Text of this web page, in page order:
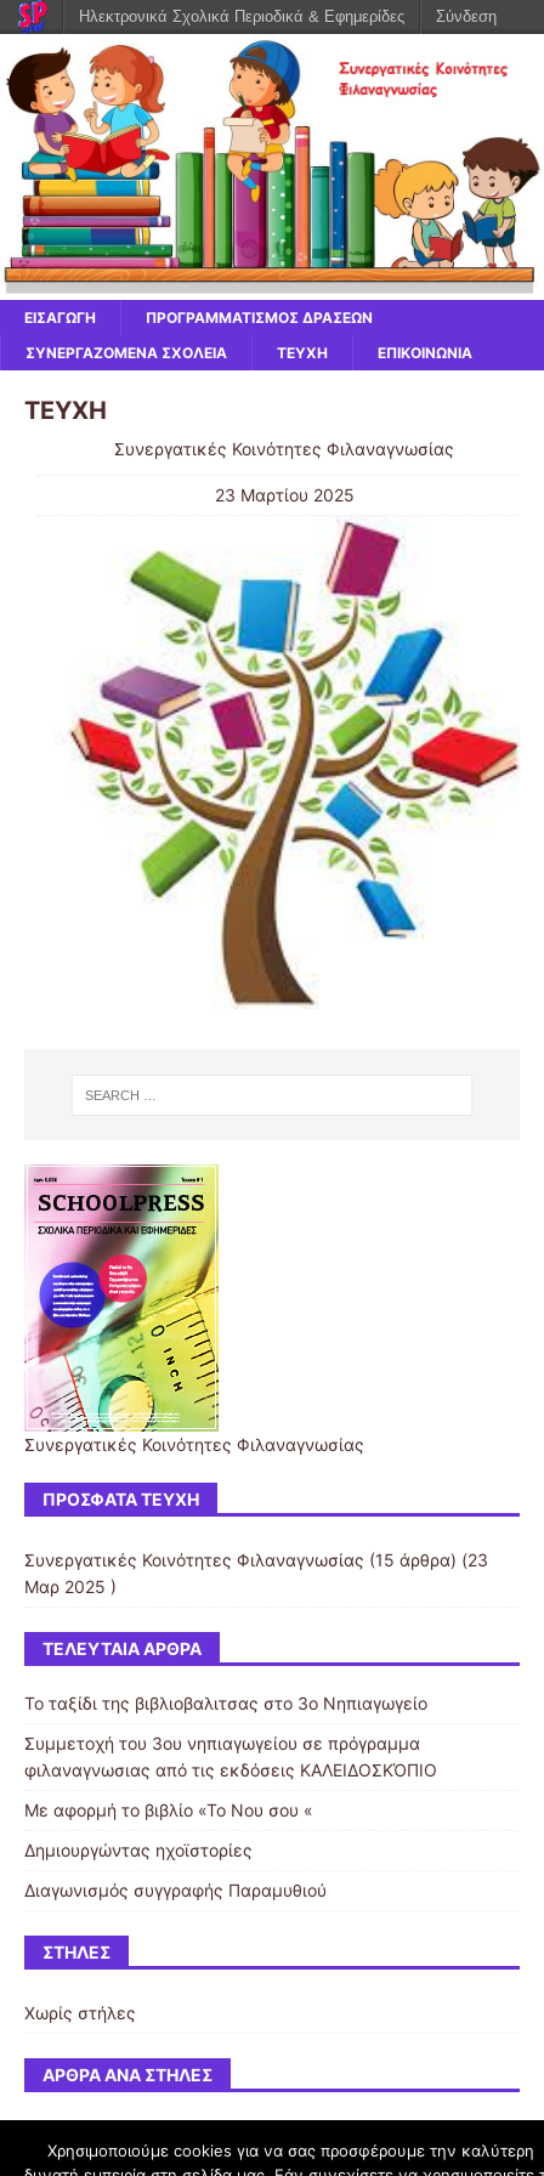
ΕΙΣΑΓΩΓΉ
ΠΡΟΓΡΑΜΜΑΤΙΣΜΌΣ ΔΡΆΣΕΩΝ
ΣΥΝΕΡΓΑΖΌΜΕΝΑ ΣΧΟΛΕΊΑ
ΤΕΥΧΗ ΕΠΙΚΟΙΝΩΝΙΑ
ΤΕΥΧΗ
Συνεργατικές Κοινότητες Φιλαναγνωσίας
23 Μαρτίου 2025
Συνεργατικές Κοινότητες Φιλαναγνωσίας
ΠΡΌΣΦΑΤΑ ΤΕΎΧΗ
Συνεργατικές Κοινότητες Φιλαναγνωσίας (15 άρθρα) (23
Μαρ 2025 )
ΤΕΛΕΥΤΑΊΑ ΆΡΘΡΑ
Το ταξίδι της βιβλιοβαλιτσας στο 3ο Νηπιαγωγείο
Συμμετοχή του 3ου νηπιαγωγείου σε πρόγραμμα
φιλαναγνωσιας από τις εκδόσεις ΚΑΛΕΙΔΟΣΚΌΠΙΟ
Με αφορμή το βιβλίο «Το Νου σου «
Δημιουργώντας ηχοϊστορίες
Διαγωνισμός συγγραφής Παραμυθιού
ΣΤΉΛΕΣ
Χωρίς στήλες
ΆΡΘΡΑ ΑΝΆ ΣΤΉΛΕΣ
Ηλεκτρονικά Σχολικά Περιοδικά & Εφημερίδες Σύνδεση
Χρησιμοποιούμε cookies για να σας προσφέρουμε την καλύτερη